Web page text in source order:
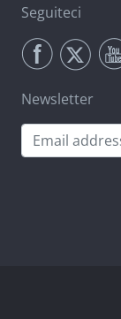
Seguiteci
Newsletter